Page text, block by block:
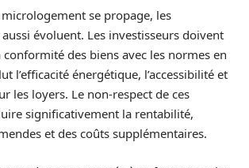
se propage, les
évoluent. Les investisseurs doivent
des biens avec les normes en
l’efficacité énergétique, l’accessibilité et
les loyers. Le non-respect de ces
significativement la rentabilité,
et des coûts supplémentaires.